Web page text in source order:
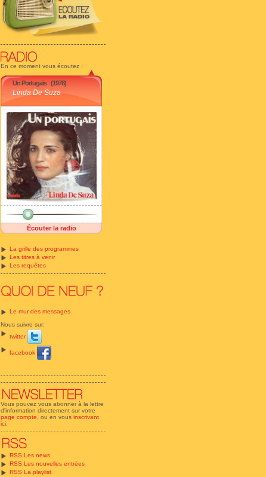
En ce moment vous écoutez :
Un Portugais (1978)
Linda De Suza
Écouter la radio
La grille des programmes
Les titres à venir
Les requêtes
Le mur des messages
Nous suivre sur:
twitter
facebook
Vous pouvez vous abonner à la lettre
d'information directement sur votre
page compte , ou en vous inscrivant
ici
RSS Les news
RSS Les nouvelles entrées
RSS La playlist